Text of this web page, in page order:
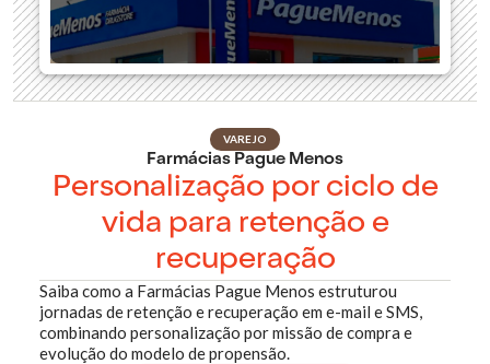
VAREJO
Farmácias Pague Menos
Personalização por ciclo de
vida para retenção e
recuperação
Saiba como a Farmácias Pague Menos estruturou
jornadas de retenção e recuperação em e-mail e SMS,
combinando personalização por missão de compra e
evolução do modelo de propensão.